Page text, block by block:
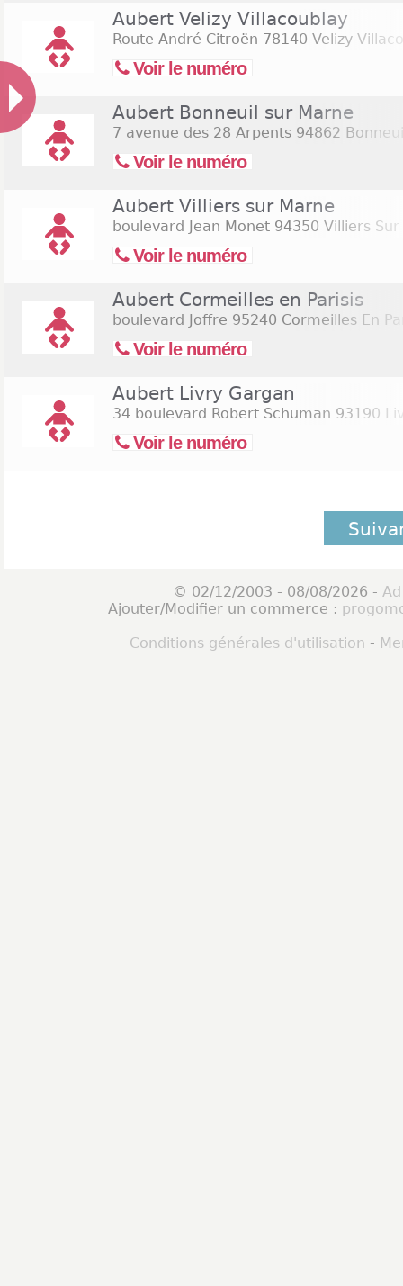
Aubert Velizy Villacoublay
Route André Citroën 78140 Velizy
Voir le numéro
Aubert Bonneuil sur Marne
7 avenue des 28 Arpents 94862
Voir le numéro
Aubert Villiers sur Marne
boulevard Jean Monet 94350 Villiers
Voir le numéro
Aubert Cormeilles en Parisis
boulevard Joffre 95240 Cormeilles En
Voir le numéro
Aubert Livry Gargan
34 boulevard Robert Schuman 93190
Voir le numéro
© 02/12/2003 - 08/08/2026 -
Ajouter/Modifier un commerce :
Conditions générales d'utilisation -